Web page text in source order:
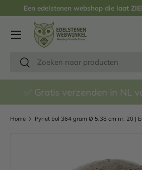
Ga naar inhoud
Een edelstenen webshop die laat
Zoeken
Zoeken
✅ Gratis verzenden in NL
Home Pyriet bol 364 gram Ø 5,38 cm nr. 20 |